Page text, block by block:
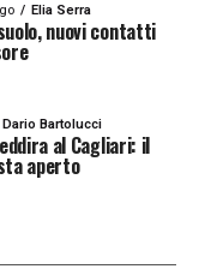
Elia Serra
nuovi contatti
Dario Bartolucci
al Cagliari: il
aperto